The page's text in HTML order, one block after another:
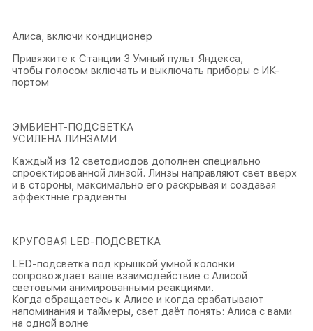
Алиса, включи кондиционер
Привяжите к Станции 3 Умный пульт Яндекса,
чтобы голосом включать и выключать приборы с ИК-
портом
ЭМБИЕНТ-ПОДСВЕТКА
УСИЛЕНА ЛИНЗАМИ
Каждый из 12 светодиодов дополнен специально
спроектированной линзой. Линзы направляют свет вверх
и в стороны, максимально его раскрывая и создавая
эффектные градиенты
КРУГОВАЯ LED-ПОДСВЕТКА
LED-подсветка под крышкой умной колонки
сопровождает ваше взаимодействие с Алисой
световыми анимированными реакциями.
Когда обращаетесь к Алисе и когда срабатывают
напоминания и таймеры, свет даёт понять: Алиса с вами
на одной волне